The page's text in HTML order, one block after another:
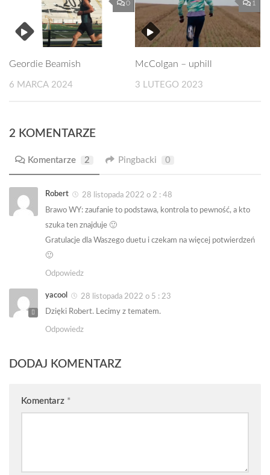
0
Geordie Beamish
6 MARCA 2024
1
McColgan – uphill
3 LUTEGO 2023
2 KOMENTARZE
Komentarze 2 Pingbacki 0
Robert
28 listopada 2022 o 2 : 48
Brawo WY: zaufanie to podstawa, kontrola to pewność, a kto
szuka ten znajduje 🙂
Gratulacje dla Waszego duetu i czekam na więcej potwierdzeń
🙂
Odpowiedz
yacool
28 listopada 2022 o 5 : 23
Dzięki Robert. Lecimy z tematem.
Odpowiedz
DODAJ KOMENTARZ
Komentarz *